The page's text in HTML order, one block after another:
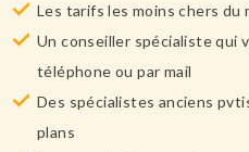
Les tarifs les moins chers du
Un conseiller spécialiste qui
téléphone ou par mail
Des spécialistes anciens
plans